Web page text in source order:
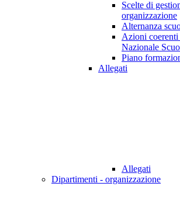
Scelte di
organizzazione
Alternanza
Azioni
Nazionale
Piano
Allegati
Allegati
Dipartimenti - organizzazione